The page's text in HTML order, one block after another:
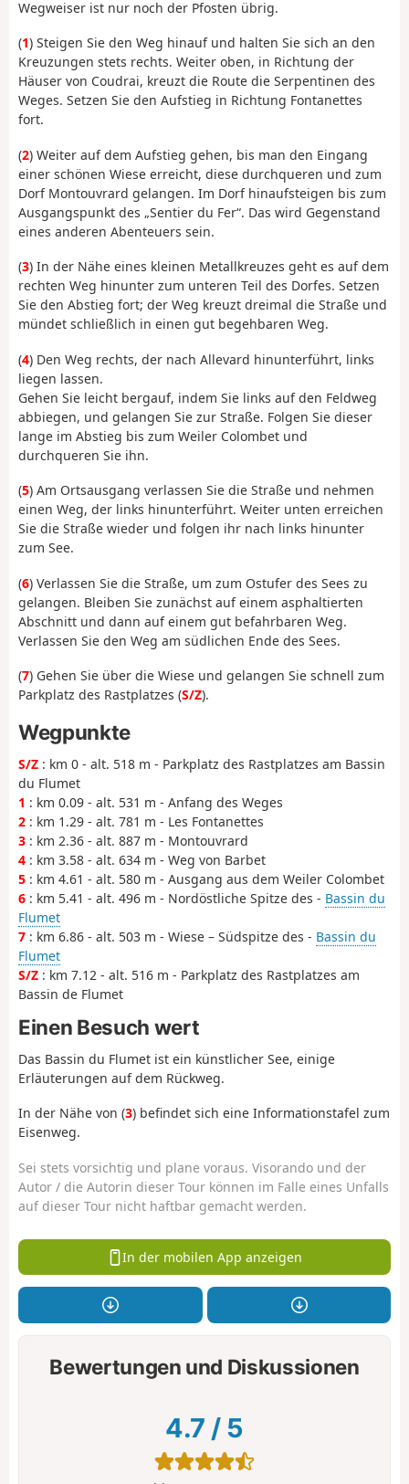
Wegweiser ist nur noch der Pfosten übrig.
(1) Steigen Sie den Weg hinauf und halten Sie sich an den
Kreuzungen stets rechts. Weiter oben, in Richtung der
Häuser von Coudrai, kreuzt die Route die Serpentinen des
Weges. Setzen Sie den Aufstieg in Richtung Fontanettes
fort.
(2) Weiter auf dem Aufstieg gehen, bis man den Eingang
einer schönen Wiese erreicht, diese durchqueren und zum
Dorf Montouvrard gelangen. Im Dorf hinaufsteigen bis zum
Ausgangspunkt des „Sentier du Fer“. Das wird Gegenstand
eines anderen Abenteuers sein.
(3) In der Nähe eines kleinen Metallkreuzes geht es auf dem
rechten Weg hinunter zum unteren Teil des Dorfes. Setzen
Sie den Abstieg fort; der Weg kreuzt dreimal die Straße und
mündet schließlich in einen gut begehbaren Weg.
(4) Den Weg rechts, der nach Allevard hinunterführt, links
liegen lassen.
Gehen Sie leicht bergauf, indem Sie links auf den Feldweg
abbiegen, und gelangen Sie zur Straße. Folgen Sie dieser
lange im Abstieg bis zum Weiler Colombet und
durchqueren Sie ihn.
(5) Am Ortsausgang verlassen Sie die Straße und nehmen
einen Weg, der links hinunterführt. Weiter unten erreichen
Sie die Straße wieder und folgen ihr nach links hinunter
zum See.
(6) Verlassen Sie die Straße, um zum Ostufer des Sees zu
gelangen. Bleiben Sie zunächst auf einem asphaltierten
Abschnitt und dann auf einem gut befahrbaren Weg.
Verlassen Sie den Weg am südlichen Ende des Sees.
(7) Gehen Sie über die Wiese und gelangen Sie schnell zum
Parkplatz des Rastplatzes (S/Z).
Wegpunkte
S/Z : km 0 - alt. 518 m - Parkplatz des Rastplatzes am Bassin
du Flumet
1 : km 0.09 - alt. 531 m - Anfang des Weges
2 : km 1.29 - alt. 781 m - Les Fontanettes
3 : km 2.36 - alt. 887 m - Montouvrard
4 : km 3.58 - alt. 634 m - Weg von Barbet
5 : km 4.61 - alt. 580 m - Ausgang aus dem Weiler Colombet
6 : km 5.41 - alt. 496 m - Nordöstliche Spitze des - Bassin du
Flumet
7 : km 6.86 - alt. 503 m - Wiese – Südspitze des - Bassin du
Flumet
S/Z : km 7.12 - alt. 516 m - Parkplatz des Rastplatzes am
Bassin de Flumet
Einen Besuch wert
Das Bassin du Flumet ist ein künstlicher See, einige
Erläuterungen auf dem Rückweg.
In der Nähe von (3) befindet sich eine Informationstafel zum
Eisenweg.
Sei stets vorsichtig und plane voraus. Visorando und der
Autor / die Autorin dieser Tour können im Falle eines Unfalls
auf dieser Tour nicht haftbar gemacht werden.
In der mobilen App anzeigen
Bewertungen und Diskussionen
4.7 / 5